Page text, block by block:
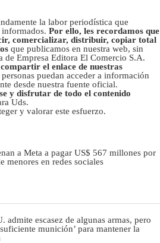
la labor periodística que
informados. Por ello, les recordamos que
comercializar, distribuir, copiar total
que publicamos en nuestra web, sin
de Empresa Editora El Comercio S.A.
el enlace de nuestras
puedan acceder a información
desde nuestra fuente oficial.
y disfrutar de todo el contenido
Uds.
y valorar este esfuerzo.
a Meta a pagar US$ 567 millones por
menores en redes sociales
admite escasez de algunas armas, pero
munición’ para mantener la